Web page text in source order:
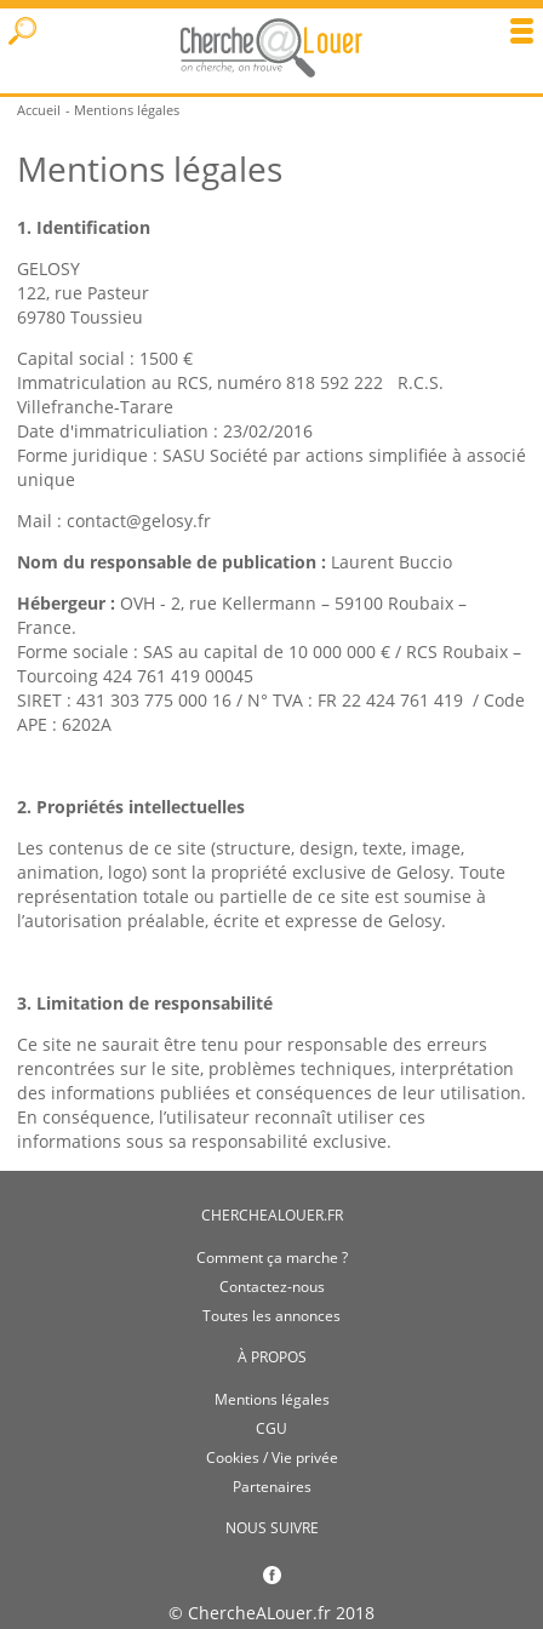
Accueil Mentions légales
Mentions légales
1. Identification
GELOSY
122, rue Pasteur
69780 Toussieu
Capital social : 1500 €
Immatriculation au RCS, numéro 818 592 222 R.C.S.
Villefranche-Tarare
Date d'immatriculiation : 23/02/2016
Forme juridique : SASU Société par actions simplifiée à associé
unique
Mail : contact@gelosy.fr
Nom du responsable de publication : Laurent Buccio
Hébergeur : OVH - 2, rue Kellermann – 59100 Roubaix –
France.
Forme sociale : SAS au capital de 10 000 000 € / RCS Roubaix –
Tourcoing 424 761 419 00045
SIRET : 431 303 775 000 16 / N° TVA : FR 22 424 761 419 / Code
APE : 6202A
2. Propriétés intellectuelles
Les contenus de ce site (structure, design, texte, image,
animation, logo) sont la propriété exclusive de Gelosy. Toute
représentation totale ou partielle de ce site est soumise à
l’autorisation préalable, écrite et expresse de Gelosy.
3. Limitation de responsabilité
Ce site ne saurait être tenu pour responsable des erreurs
rencontrées sur le site, problèmes techniques, interprétation
des informations publiées et conséquences de leur utilisation.
En conséquence, l’utilisateur reconnaît utiliser ces
informations sous sa responsabilité exclusive.
CHERCHEALOUER.FR
Comment ça marche ?
Contactez-nous
Toutes les annonces
À PROPOS
Mentions légales
CGU
Cookies / Vie privée
Partenaires
NOUS SUIVRE
© ChercheALouer.fr 2018